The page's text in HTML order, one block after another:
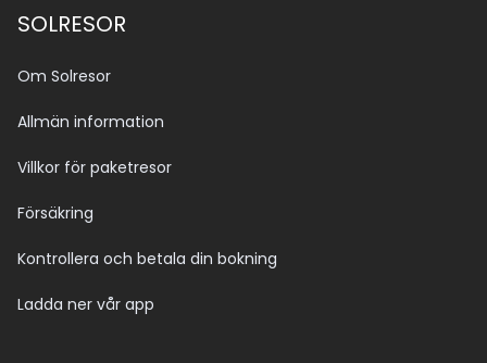
SOLRESOR
Om Solresor
Allmän information
Villkor för paketresor
Försäkring
Kontrollera och betala din bokning
Ladda ner vår app